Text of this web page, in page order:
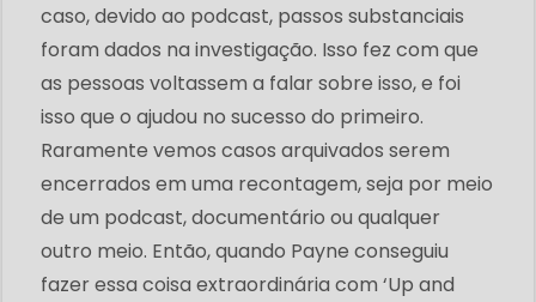
caso, devido ao podcast, passos substanciais
foram dados na investigação. Isso fez com que
as pessoas voltassem a falar sobre isso, e foi
isso que o ajudou no sucesso do primeiro.
Raramente vemos casos arquivados serem
encerrados em uma recontagem, seja por meio
de um podcast, documentário ou qualquer
outro meio. Então, quando Payne conseguiu
fazer essa coisa extraordinária com ‘Up and